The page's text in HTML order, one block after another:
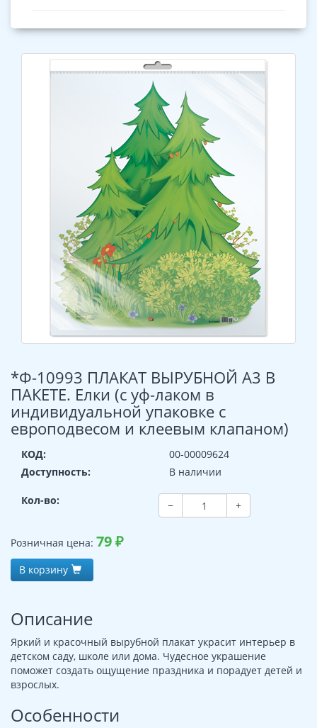
*Ф-10993 ПЛАКАТ ВЫРУБНОЙ А3 В
ПАКЕТЕ. Елки (с уф-лаком в
индивидуальной упаковке с
европодвесом и клеевым клапаном)
КОД:
00-00009624
Доступность:
В наличии
Кол-во: − +
Розничная цена: 79₽
В корзину
Описание
Яркий и красочный вырубной плакат украсит интерьер в
детском саду, школе или дома. Чудесное украшение
поможет создать ощущение праздника и порадует детей и
взрослых.
Особенности